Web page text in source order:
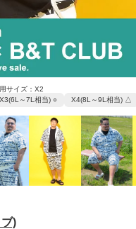
)
サイズ：X2
X3(6L～7L相当) ○ X4(8L～9L相当) △